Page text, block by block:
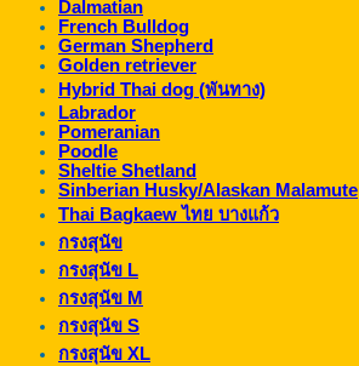
Dalmatian
French Bulldog
German Shepherd
Golden retriever
Hybrid Thai dog (พันทาง)
Labrador
Pomeranian
Poodle
Sheltie Shetland
Sinberian Husky/Alaskan Malamute
Thai Bagkaew ไทย บางแก้ว
กรงสุนัข
กรงสุนัข L
กรงสุนัข M
กรงสุนัข S
กรงสุนัข XL